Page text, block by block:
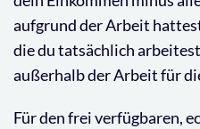
aufgrund der Arbeit
die du tatsächlich
außerhalb der Arbeit für
Für den frei verfügbaren,